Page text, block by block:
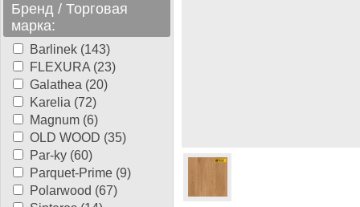
Бренд / Торговая
марка:
Barlinek (143)
FLEXURA (23)
Galathea (20)
Karelia (72)
Magnum (6)
OLD WOOD (35)
Par-ky (60)
Parquet-Prime (9)
Polarwood (67)